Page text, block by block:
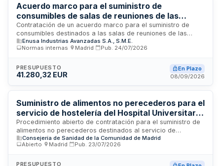
Acuerdo marco para el suministro de
consumibles de salas de reuniones de las
oficinas de ENUSA en Madrid
Contratación de un acuerdo marco para el suministro de
consumibles destinados a las salas de reuniones de las
oficinas de la Sociedad Estatal ENUSA ubicadas en Madrid. El
contrato tiene naturaleza privada y se rige por la Ley de
Contratación de ENUSA y el derecho privado
supletoriamente. Los licitadores deberán acreditar
solvencia económica, financiera, técnica y profesional. El
presupuesto base de licitación y criterios de valoración
constan en el cuadro resumen del pliego.
Enusa Industrias Avanzadas S.A., S.M.E.
Normas internas
Madrid Pub. 24/07/2026
PRESUPUESTO
41.280,32 EUR
En Plazo
08/09/2026
Suministro de alimentos no perecederos para el
servicio de hostelería del Hospital Universitario
Ramón y Cajal
Procedimiento abierto de contratación para el suministro de
alimentos no perecederos destinados al servicio de
hostelería del Hospital Universitario Ramón y Cajal. La
licitación comprende cinco lotes diferenciados: conservas,
galletas y bollería industrial. El contrato tiene una duración de
Consejería de Sanidad de la Comunidad de Madrid
Abierto
Madrid Pub. 23/07/2026
PRESUPUESTO